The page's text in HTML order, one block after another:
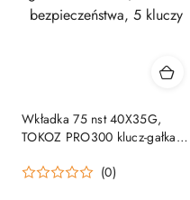
Wkładka 75 nst 40X35G,
TOKOZ PRO300 klucz-gałka
bezpieczeństwa, 5 kluczy
(0)